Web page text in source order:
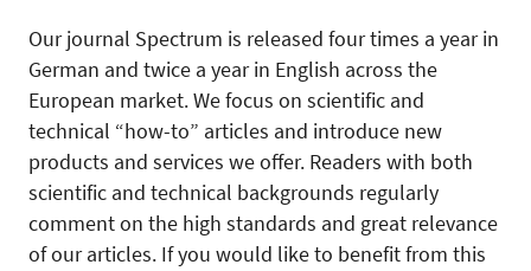
Our journal Spectrum is released four times a year in
German and twice a year in English across the
European market. We focus on scientific and
technical “how-to” articles and introduce new
products and services we offer. Readers with both
scientific and technical backgrounds regularly
comment on the high standards and great relevance
of our articles. If you would like to benefit from this